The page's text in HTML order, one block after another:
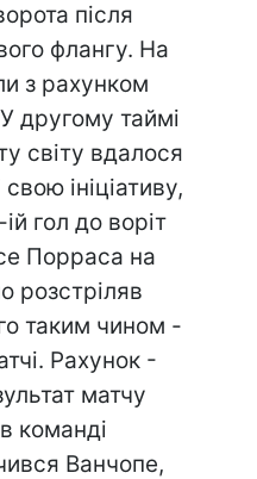
після
флангу. На
з рахунком
другому таймі
світу вдалося
ініціативу,
гол до воріт
Порраса на
розстріляв
таким чином -
Рахунок -
матчу
команді
Ванчопе,